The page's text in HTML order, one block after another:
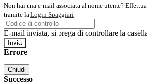
Non hai una e-mail associata al nome utente?
tramite la Login Spaggiari
E-mail inviata, si prega di controllare la
Errore
Chiudi
Successo